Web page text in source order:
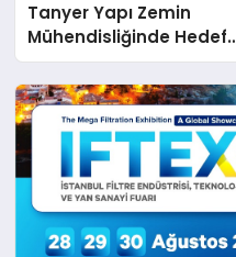
Tanyer Yapı Zemin
Mühendisliğinde Hedef
Büyüttü